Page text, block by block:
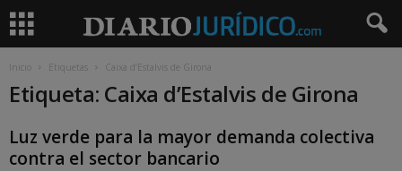
Inicio Etiquetas Caixa d’Estalvis de Girona
Etiqueta: Caixa d’Estalvis de Girona
Luz verde para la mayor demanda colectiva
contra el sector bancario